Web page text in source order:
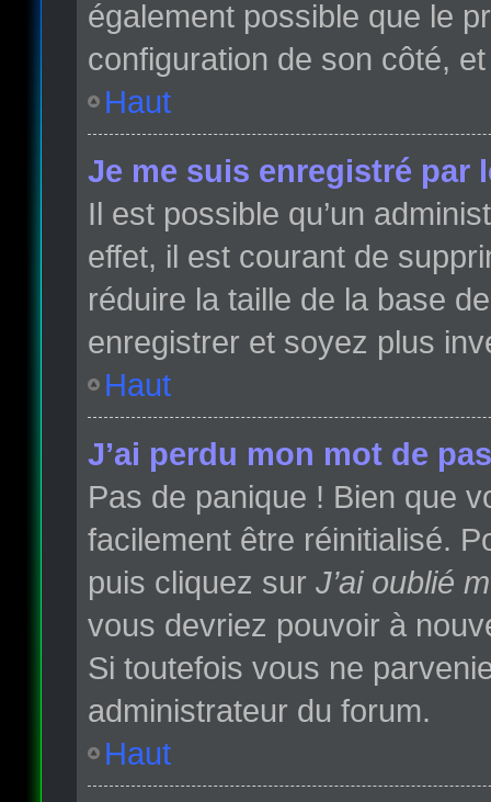
également possible que le
configuration de son côté,
Haut
Je me suis enregistré par
Il est possible qu’un
effet, il est courant de
réduire la taille de la base
enregistrer et soyez plus
Haut
J’ai perdu mon mot de
Pas de panique ! Bien que
facilement être réinitialisé.
puis cliquez sur J’ai oublié
vous devriez pouvoir à
Si toutefois vous ne
administrateur du forum.
Haut